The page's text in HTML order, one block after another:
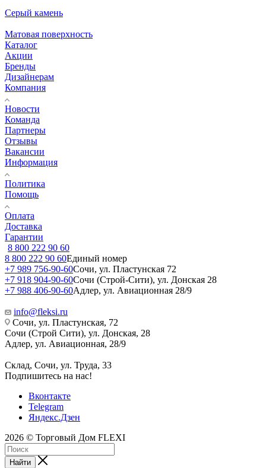
Серый камень
Матовая поверхность
Каталог
Акции
Бренды
Дизайнерам
Компания
Новости
Команда
Партнеры
Отзывы
Вакансии
Информация
Политика
Помощь
Оплата
Доставка
Гарантии
8 800 222 90 60
8 800 222 90 60Единый номер
+7 989 756-90-60Сочи, ул. Пластунская 72
+7 918 904-90-60Сочи (Строй-Сити), ул. Донская 28
+7 988 406-90-60Адлер, ул. Авиационная 28/9
info@fleksi.ru
Сочи, ул. Пластунская, 72
Сочи (Строй Сити), ул. Донская, 28
Адлер, ул. Авиационная, 28/9
Склад, Сочи, ул. Труда, 33
Подпишитесь на нас!
Вконтакте
Telegram
Яндекс.Дзен
2026 © Торговый Дом FLEXI
Найти